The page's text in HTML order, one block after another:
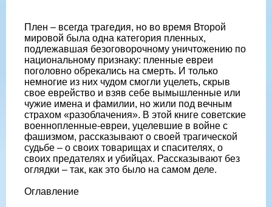
Плен – всегда трагедия, но во время Второй
мировой была одна категория пленных,
подлежавшая безоговорочному уничтожению по
национальному признаку: пленные евреи
поголовно обрекались на смерть. И только
немногие из них чудом смогли уцелеть, скрыв
свое еврейство и взяв себе вымышленные или
чужие имена и фамилии, но жили под вечным
страхом «разоблачения». В этой книге советские
военнопленные-евреи, уцелевшие в войне с
фашизмом, рассказывают о своей трагической
судьбе – о своих товарищах и спасителях, о
своих предателях и убийцах. Рассказывают без
оглядки – так, как это было на самом деле.
Оглавление